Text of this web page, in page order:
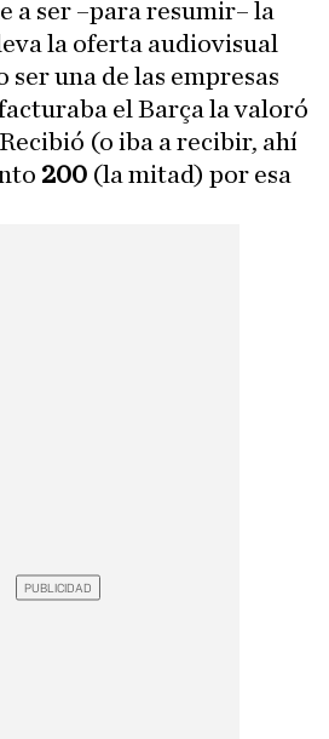
a ser –para resumir– la
la oferta audiovisual
ser una de las empresas
el Barça la valoró
(o iba a recibir, ahí
200 (la mitad) por esa